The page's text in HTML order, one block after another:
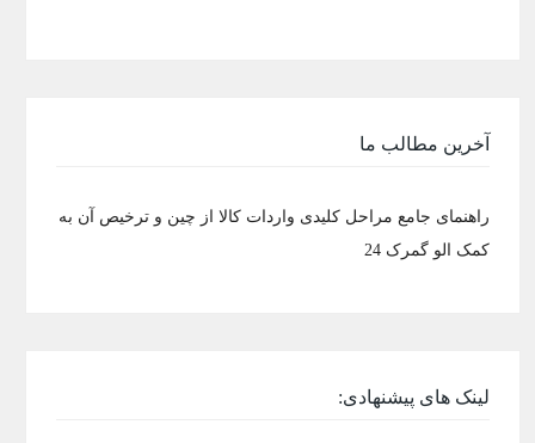
آخرین مطالب ما
راهنمای جامع مراحل کلیدی واردات کالا از چین و ترخیص آن به
کمک الو گمرک 24
لینک های پیشنهادی: